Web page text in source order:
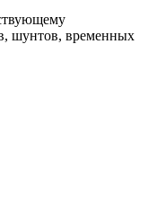
шунтов, временных